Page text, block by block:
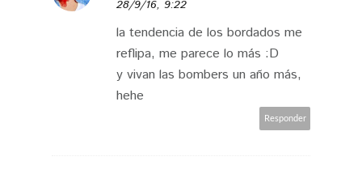
28/9/16, 9:22
la tendencia de los bordados me
reflipa, me parece lo más :D
y vivan las bombers un año más,
hehe
Responder